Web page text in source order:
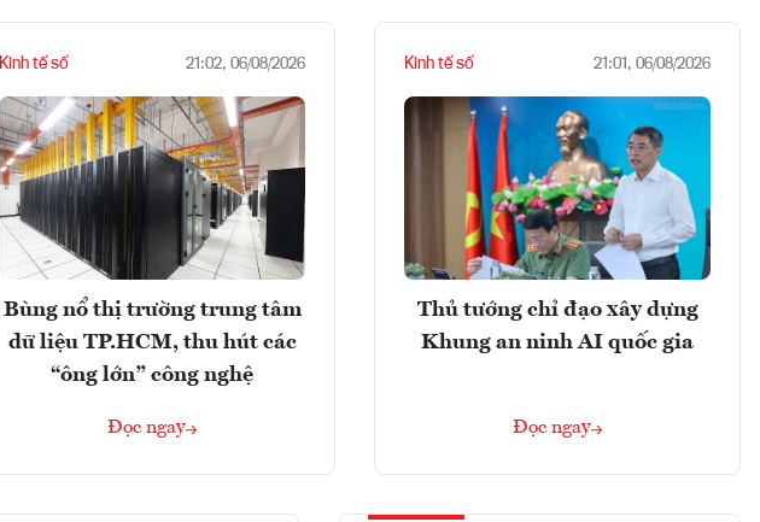
Kinh tế số 21:02, 06/08/2026
Bùng nổ thị trường trung tâm
dữ liệu TP.HCM, thu hút các
“ông lớn” công nghệ
Đọc ngay
Kinh tế số 21:01, 06/08/2026
Thủ tướng chỉ đạo xây dựng
Khung an ninh AI quốc gia
Đọc ngay